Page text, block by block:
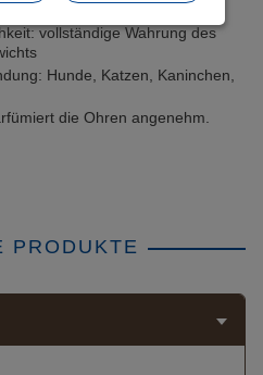
vollständige Wahrung des
Hunde, Katzen, Kaninchen,
die Ohren angenehm.
PRODUKTE